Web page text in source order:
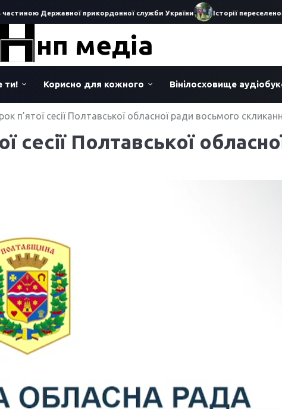
Державної прикордонної служби України Історії переселенок
нп медіа
ти! Корисно для кожного Вінілосховище
п’ятої сесії Полтавської обласної ради восьмого
сесії Полтавської